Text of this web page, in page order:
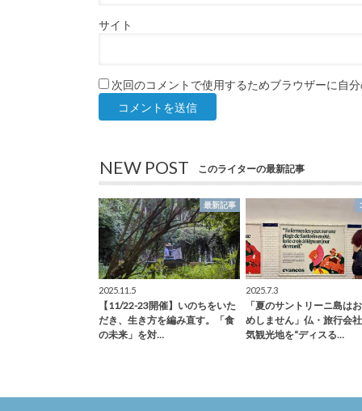
サイト
次回のコメントで使用するためブラウザーに自
NEW POST このライターの最新記事
最新記事
2025.11.5
【11/22-23開催】いのちをいた
だき、生き方を編み直す。「食
の未来」を対…
2025.7.3
「夏のサントリーニ島は
めしません」仏・旅行会
気観光地を“ディスる…